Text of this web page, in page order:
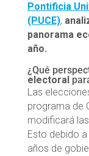
Pontificia
(PUCE),
panorama
año.
¿Qué
electoral
Las
programa de
modificará
Esto debido
años de